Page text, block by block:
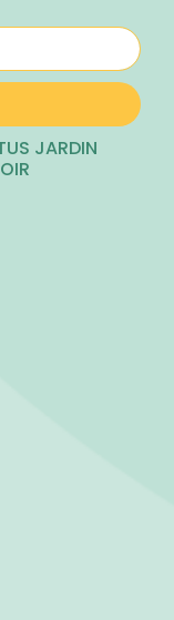
JARDIN